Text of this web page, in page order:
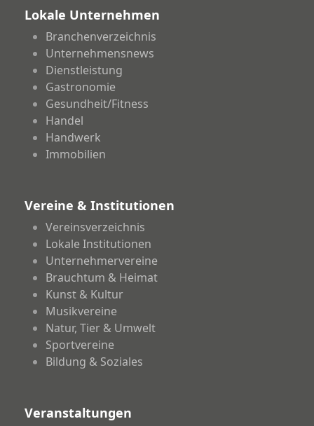
Lokale Unternehmen
Branchenverzeichnis
Unternehmensnews
Dienstleistung
Gastronomie
Gesundheit/Fitness
Handel
Handwerk
Immobilien
Vereine & Institutionen
Vereinsverzeichnis
Lokale Institutionen
Unternehmervereine
Brauchtum & Heimat
Kunst & Kultur
Musikvereine
Natur, Tier & Umwelt
Sportvereine
Bildung & Soziales
Veranstaltungen